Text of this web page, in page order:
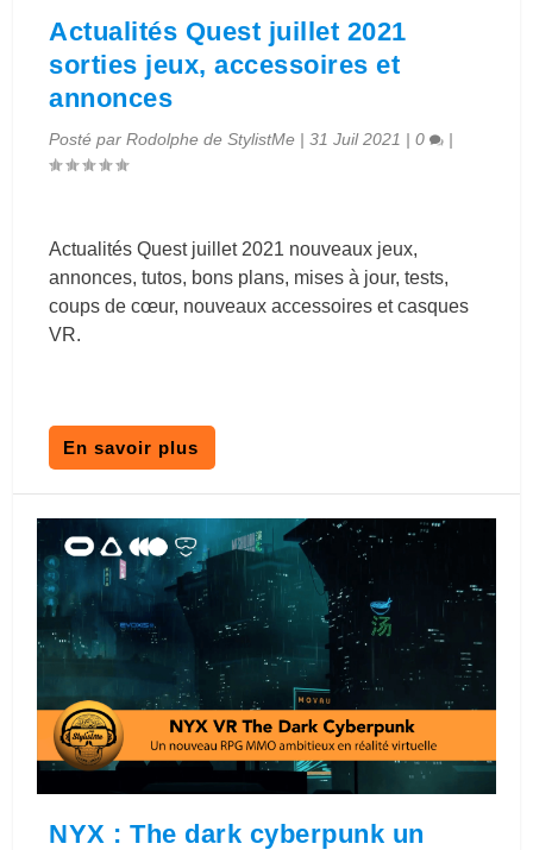
Actualités Quest juillet 2021
sorties jeux, accessoires et
annonces
Posté parRodolphe de StylistMe |31 Juil 2021 |0 |
Actualités Quest juillet 2021 nouveaux jeux,
annonces, tutos, bons plans, mises à jour, tests,
coups de cœur, nouveaux accessoires et casques
VR.
En savoir plus
NYX : The dark cyberpunk un